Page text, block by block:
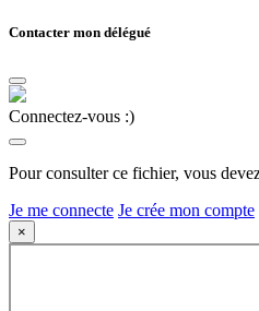
Contacter mon délégué
Connectez-vous :)
Pour consulter ce fichier, vous
Je me connecte Je crée mon compte
×